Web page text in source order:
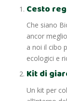
Cesto
Che siano
ancor
a noi il cibo
ecologici e
Kit di
Un kit per